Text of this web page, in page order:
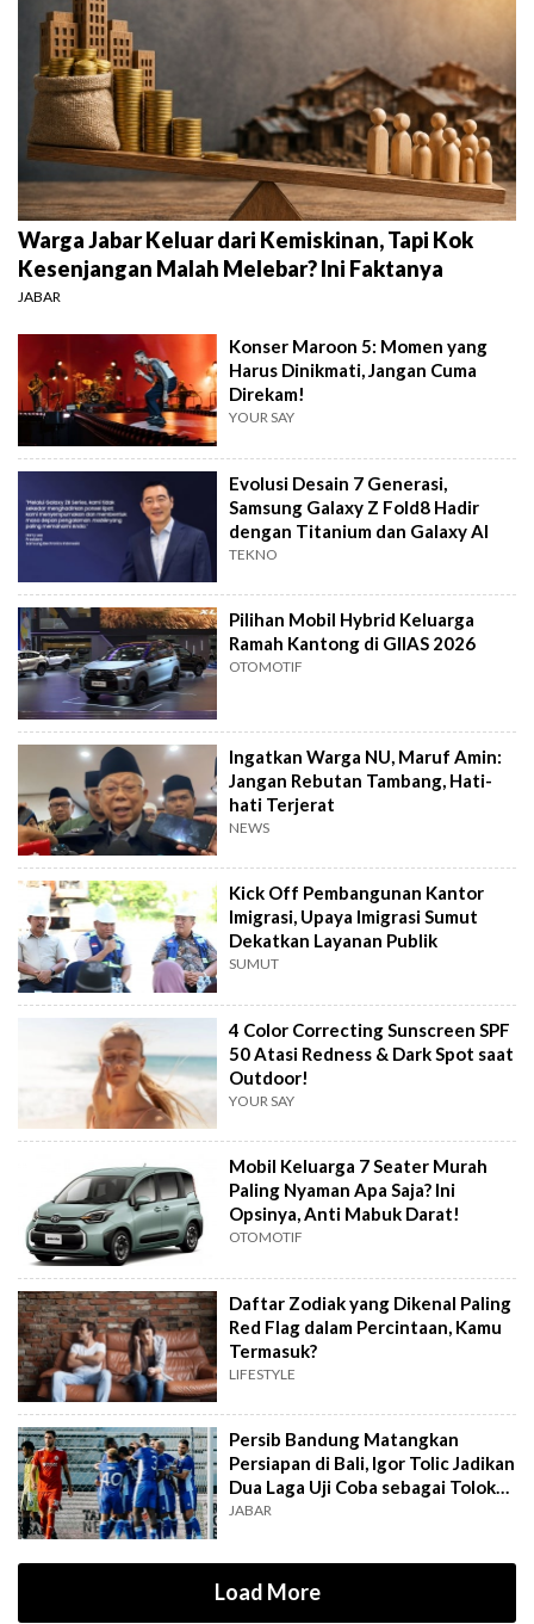
Warga Jabar Keluar dari Kemiskinan, Tapi Kok
Kesenjangan Malah Melebar? Ini Faktanya
JABAR
Konser Maroon 5: Momen yang
Harus Dinikmati, Jangan Cuma
Direkam!
YOUR SAY
Evolusi Desain 7 Generasi,
Samsung Galaxy Z Fold8 Hadir
dengan Titanium dan Galaxy AI
TEKNO
Pilihan Mobil Hybrid Keluarga
Ramah Kantong di GIIAS 2026
OTOMOTIF
Ingatkan Warga NU, Maruf Amin:
Jangan Rebutan Tambang, Hati-
hati Terjerat
NEWS
Kick Off Pembangunan Kantor
Imigrasi, Upaya Imigrasi Sumut
Dekatkan Layanan Publik
SUMUT
4 Color Correcting Sunscreen SPF
50 Atasi Redness & Dark Spot saat
Outdoor!
YOUR SAY
Mobil Keluarga 7 Seater Murah
Paling Nyaman Apa Saja? Ini
Opsinya, Anti Mabuk Darat!
OTOMOTIF
Daftar Zodiak yang Dikenal Paling
Red Flag dalam Percintaan, Kamu
Termasuk?
LIFESTYLE
Persib Bandung Matangkan
Persiapan di Bali, Igor Tolic Jadikan
Dua Laga Uji Coba sebagai Tolok
Ukur
JABAR
Load More